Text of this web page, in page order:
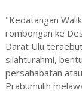
"Kedatangan
rombongan ke
Darat Ulu
silahturahmi,
persahabatan
Prabumulih